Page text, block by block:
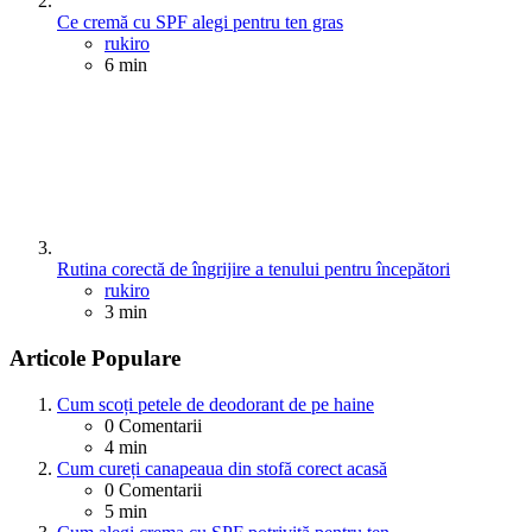
Ce cremă cu SPF alegi pentru ten gras
Posted
rukiro
6 min
Rutina corectă de îngrijire a tenului pentru începători
Posted
rukiro
3 min
Articole Populare
Cum scoți petele de deodorant de pe haine
0 Comentarii
4 min
Cum cureți canapeaua din stofă corect acasă
0 Comentarii
5 min